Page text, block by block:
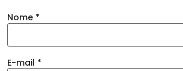
Nome *
E-mail *